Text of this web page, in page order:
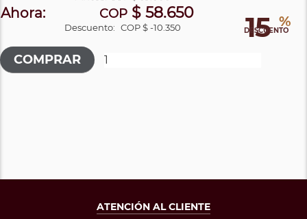
15 %
DESCUENTO
Ahora: COP $ 58.650
Descuento: COP $ -10.350
ATENCIÓN AL CLIENTE